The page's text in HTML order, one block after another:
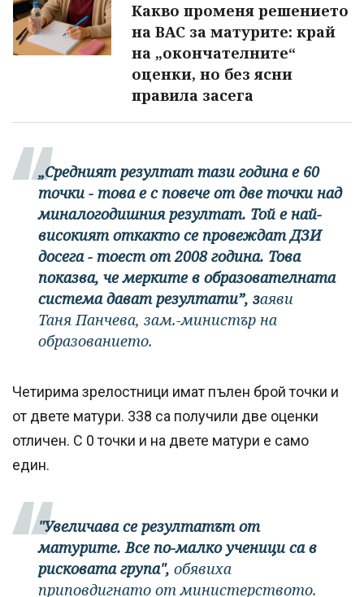
Какво променя решението
на ВАС за матурите: край
на „окончателните“
оценки, но без ясни
правила засега
„Средният резултат тази година е 60
точки - това е с повече от две точки над
миналогодишния резултат. Той е най-
високият откакто се провеждат ДЗИ
досега - тоест от 2008 година. Това
показва, че мерките в образователната
система дават резултати”, заяви
Таня Панчева, зам.-министър на
образованието.
Четирима зрелостници имат пълен брой точки и
от двете матури. 338 са получили две оценки
отличен. С 0 точки и на двете матури е само
един.
"Увеличава се резултатът от
матурите. Все по-малко ученици са в
рисковата група", обявиха
приповдигнато от министерството.